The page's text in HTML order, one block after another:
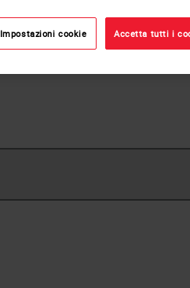
recommended for the detection
an adjunct to conventional
Impostazioni cookie Accetta tutti i